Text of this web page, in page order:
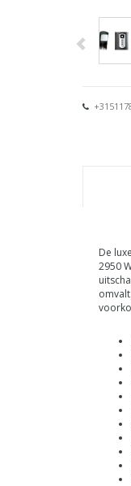
De
2950
omvalt.